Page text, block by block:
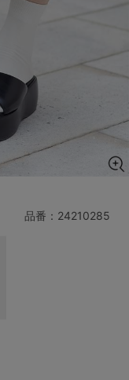
る
円
円
品番： 24210285